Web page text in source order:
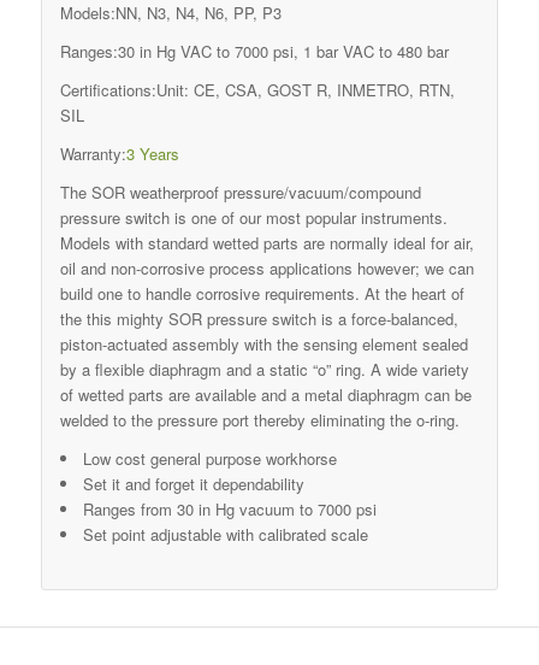
Models:NN, N3, N4, N6, PP, P3
Ranges:30 in Hg VAC to 7000 psi, 1 bar VAC to 480 bar
Certifications:Unit: CE, CSA, GOST R, INMETRO, RTN,
SIL
Warranty:3 Years
The SOR weatherproof pressure/vacuum/compound
pressure switch is one of our most popular instruments.
Models with standard wetted parts are normally ideal for air,
oil and non-corrosive process applications however; we can
build one to handle corrosive requirements. At the heart of
the this mighty SOR pressure switch is a force-balanced,
piston-actuated assembly with the sensing element sealed
by a flexible diaphragm and a static “o” ring. A wide variety
of wetted parts are available and a metal diaphragm can be
welded to the pressure port thereby eliminating the o-ring.
Low cost general purpose workhorse
Set it and forget it dependability
Ranges from 30 in Hg vacuum to 7000 psi
Set point adjustable with calibrated scale